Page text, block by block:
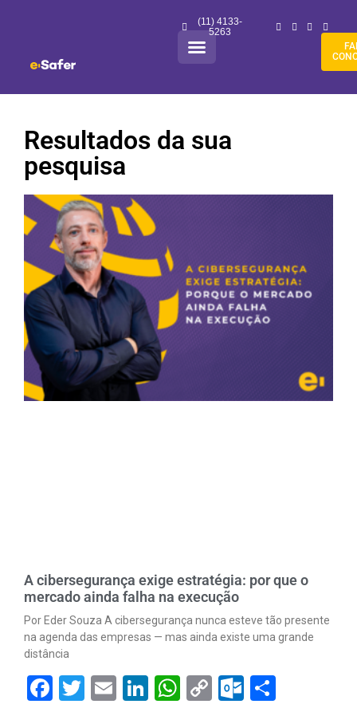
(11) 4133-
5263
Resultados da sua
pesquisa
A cibersegurança exige estratégia: por que o
mercado ainda falha na execução
Por Eder Souza A cibersegurança nunca esteve tão presente
na agenda das empresas — mas ainda existe uma grande
distância
Facebook
Twitter
EmailLinkedIn
WhatsApp
Copy